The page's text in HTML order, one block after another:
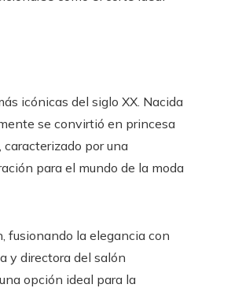
icónicas del siglo XX. Nacida
se convirtió en princesa
por una
para el mundo de la moda
fusionando la elegancia con
y directora del salón
opción ideal para la